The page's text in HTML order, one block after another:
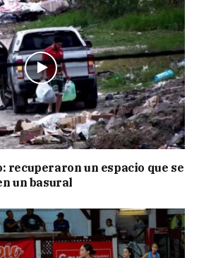
recuperaron un espacio que se
un basural